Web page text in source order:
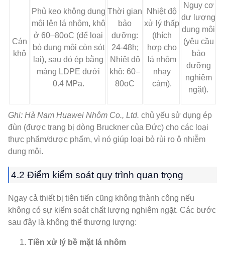
Cán
khô
Phủ keo không dung
môi lên lá nhôm, khô
ở 60–80oC (để loại
bỏ dung môi còn sót
lại), sau đó ép bằng
màng LDPE dưới
0.4 MPa.
Thời gian
bảo
dưỡng:
24-48h;
Nhiệt độ
khô: 60–
80oC
Nhiệt độ
xử lý thấp
(thích
hợp cho
lá nhôm
nhạy
cảm).
Nguy cơ
dư lượng
dung môi
(yêu cầu
bảo
dưỡng
nghiêm
ngặt).
Ghi: Hà Nam Huawei Nhôm Co., Ltd. chủ yếu sử dụng ép
đùn (được trang bị dòng Bruckner của Đức) cho các loại
thực phẩm/dược phẩm, vì nó giúp loại bỏ rủi ro ô nhiễm
dung môi.
4.2 Điểm kiểm soát quy trình quan trọng
Ngay cả thiết bị tiên tiến cũng không thành công nếu
không có sự kiểm soát chất lượng nghiêm ngặt. Các bước
sau đây là không thể thương lượng:
Tiền xử lý bề mặt lá nhôm